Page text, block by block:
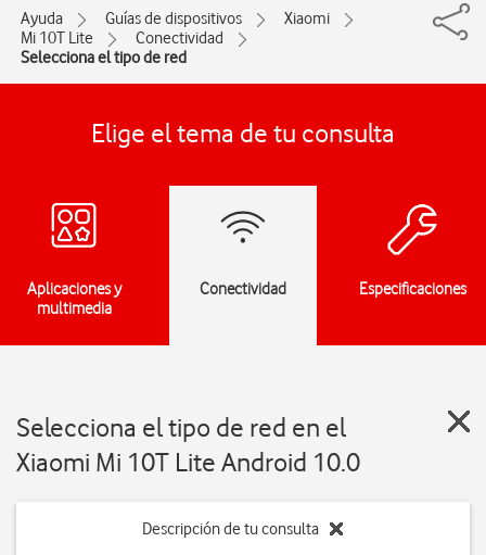
Ayuda Guías de dispositivos
Xiaomi
Mi 10T Lite
Conectividad
Selecciona el tipo de red
Elige el tema de tu consulta
Aplicaciones y
multimedia
Conectividad Especificaciones
Selecciona el tipo de red en el
Xiaomi Mi 10T Lite Android 10.0
Descripción de tu consulta